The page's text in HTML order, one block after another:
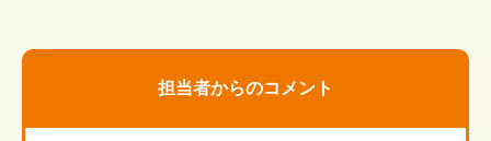
担当者からのコメント